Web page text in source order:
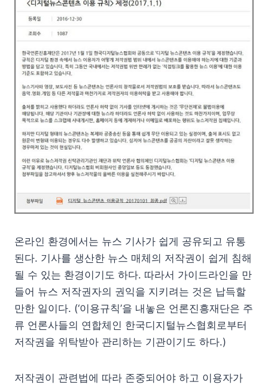
온라인 환경에서는 뉴스 기사가 쉽게 공유되고 유통
된다. 기사를 생산한 뉴스 매체의 저작권이 쉽게 침해
될 수 있는 환경이기도 하다. 따라서 가이드라인을 만
들어 뉴스 저작권자의 권익을 지키려는 것은 납득할
만한 일이다. (‘이용규칙’을 내놓은 언론진흥재단은 주
류 언론사들의 연합체인 한국디지털뉴스협회로부터
저작권을 위탁받아 관리하는 기관이기도 하다.)
저작권이 관련법에 따라 존중되어야 하고 이용자가